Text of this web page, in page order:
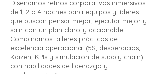
Diseñamos retiros corporativos inmersivos
de 1, 2 o 4 noches para equipos y líderes
que buscan pensar mejor, ejecutar mejor y
salir con un plan claro y accionable.
Combinamos talleres prácticos de
excelencia operacional (5S, desperdicios,
Kaizen, KPIs y simulación de supply chain)
con habilidades de liderazgo y